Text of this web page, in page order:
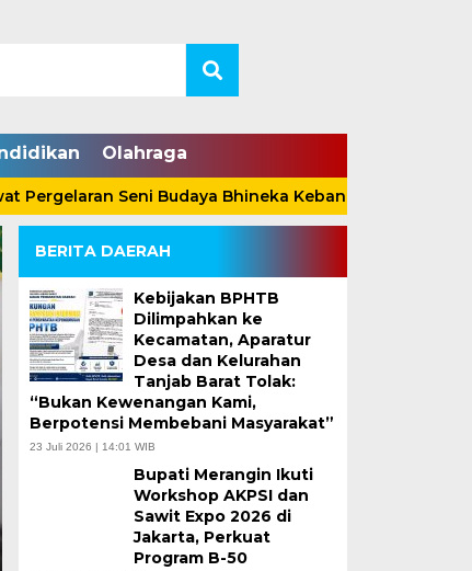
Olahraga
Seni Budaya Bhineka Kebangsaan
Bupati Anwar Sadat
Peringatan HUT RI
Barat Bersama
WFC Kuala Tungkal
Kamis, 6 Agu 2026 - 12:19 WIB
BERITA DAERAH
Kebijakan BPHTB
Dilimpahkan ke
Kecamatan, Aparatur
Desa dan Kelurahan
Tanjab Barat Tolak:
“Bukan Kewenangan Kami,
Berpotensi Membebani Masyarakat”
23 Juli 2026 | 14:01 WIB
Bupati Merangin Ikuti
Workshop AKPSI dan
Sawit Expo 2026 di
Jakarta, Perkuat
Program B-50